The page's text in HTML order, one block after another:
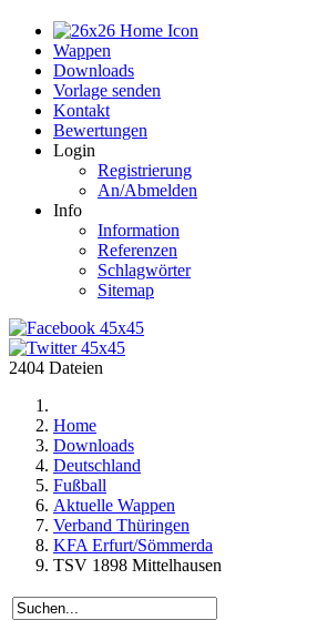
Wappen
Downloads
Vorlage senden
Kontakt
Bewertungen
Login
Registrierung
An/Abmelden
Info
Information
Referenzen
Schlagwörter
Sitemap
2404 Dateien
Home
Downloads
Deutschland
Fußball
Aktuelle Wappen
Verband Thüringen
KFA Erfurt/Sömmerda
TSV 1898 Mittelhausen